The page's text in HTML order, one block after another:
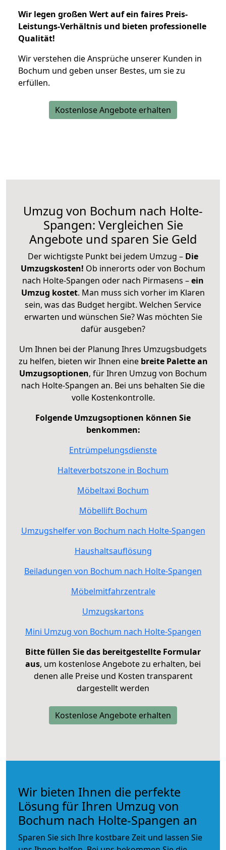
Wir legen großen Wert auf ein faires Preis-
Leistungs-Verhältnis und bieten professionelle
Qualität!
Wir verstehen die Ansprüche unserer Kunden in
Bochum und geben unser Bestes, um sie zu
erfüllen.
Kostenlose Angebote erhalten
Umzug von Bochum nach Holte-
Spangen: Vergleichen Sie
Angebote und sparen Sie Geld
Der wichtigste Punkt bei jedem Umzug – Die
Umzugskosten! Ob innerorts oder von Bochum
nach Holte-Spangen oder nach Pirmasens –ein
Umzug kostet. Man muss sich vorher im Klaren
sein, was das Budget hergibt. Welchen Service
erwarten und wünschen Sie? Was möchten Sie
dafür ausgeben?
Um Ihnen bei der Planung Ihres Umzugsbudgets
zu helfen, bieten wir Ihnen eine breite Palette an
Umzugsoptionen, für Ihren Umzug von Bochum
nach Holte-Spangen an. Bei uns behalten Sie die
volle Kostenkontrolle.
Folgende Umzugsoptionen können Sie
benkommen:
Entrümpelungsdienste
Halteverbotszone in Bochum
Möbeltaxi Bochum
Möbellift Bochum
Umzugshelfer von Bochum nach Holte-Spangen
Haushaltsauflösung
Beiladungen von Bochum nach Holte-Spangen
Möbelmitfahrzentrale
Umzugskartons
Mini Umzug von Bochum nach Holte-Spangen
Bitte füllen Sie das bereitgestellte Formular
aus, um kostenlose Angebote zu erhalten, bei
denen alle Preise und Kosten transparent
dargestellt werden
Kostenlose Angebote erhalten
Wir bieten Ihnen die perfekte
Lösung für Ihren Umzug von
Bochum nach Holte-Spangen an
Sparen Sie sich Ihre kostbare Zeit und lassen Sie